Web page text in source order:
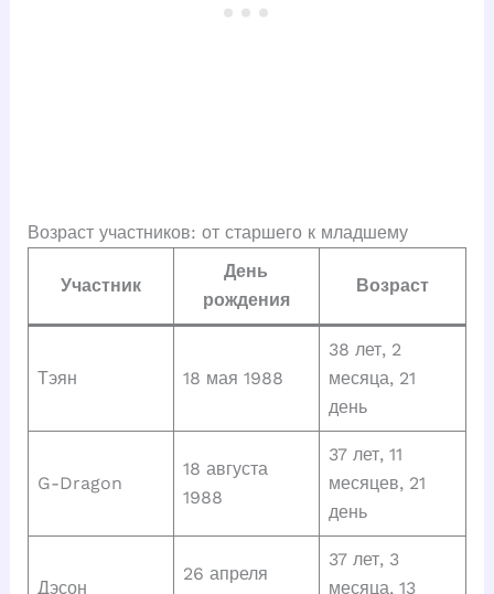
Возраст участников: от старшего к младшему
Участник
День
рождения
Возраст
Тэян 18 мая 1988
38 лет, 2
месяца, 21
день
G-Dragon
18 августа
1988
37 лет, 11
месяцев, 21
день
Дэсон
26 апреля
37 лет, 3
месяца, 13